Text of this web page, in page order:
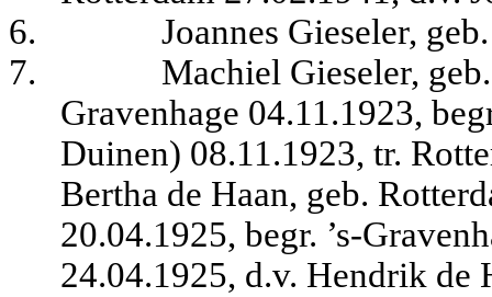
6.
Joannes Gieseler,
7.
Machiel Gieseler,
Gravenhage 04.11.1923,
Duinen) 08.11.1923, tr.
Bertha de Haan, geb.
20.04.1925, begr. ’s-
24.04.1925, d.v. Hendrik de